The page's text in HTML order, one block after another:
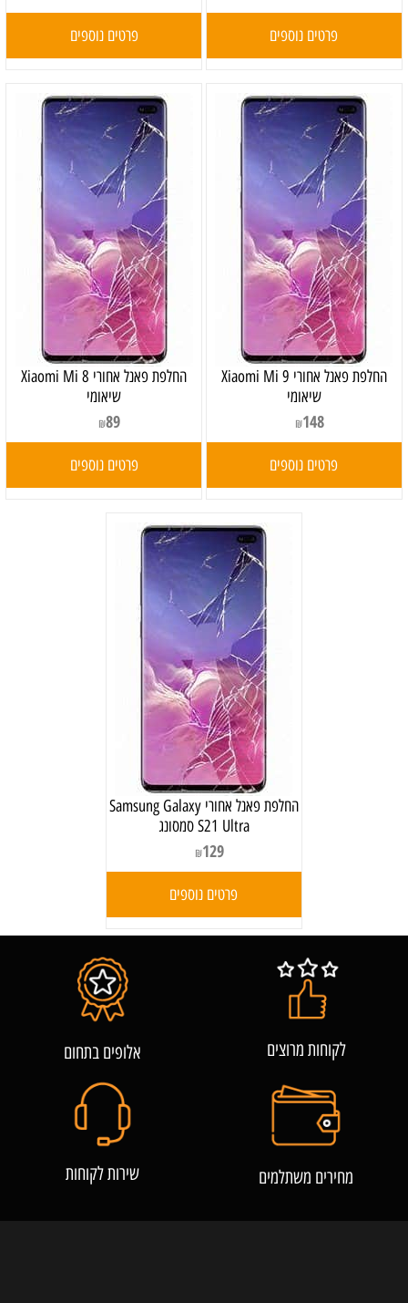
פרטים נוספים פרטים נוספים
‏החלפת פאנל אחורי Xiaomi Mi 9
שיאומי
₪148
פרטים נוספים
‏החלפת פאנל אחורי Xiaomi Mi 8
שיאומי
₪89
פרטים נוספים
‏החלפת פאנל אחורי Samsung Galaxy
S21 Ultra סמסונג
₪129
פרטים נוספים
לקוחות מרוצים אלופים בתחום
מחירים משתלמים שירות לקוחות